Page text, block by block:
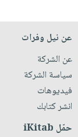
عن نيل وفرات
عن الشركة
سياسة الشركة
فيديوهات
انشر كتابك
حمّل iKitab